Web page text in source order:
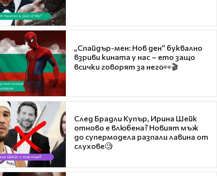
„Спайдър-мен: Нов ден“ буквално
взриви кината у нас – ето защо
всички говорят за него👀🎬
След Брадли Купър, Ирина Шейк
отново е влюбена? Новият мъж
до супермодела разпали лавина от
слухове🧐